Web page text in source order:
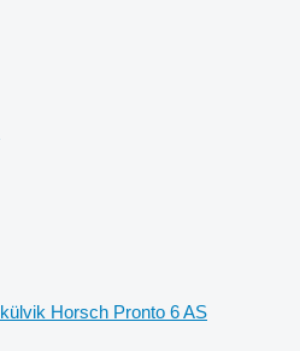
külvik Horsch Pronto 6 AS